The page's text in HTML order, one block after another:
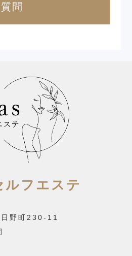
問
フエステ
野町230-11